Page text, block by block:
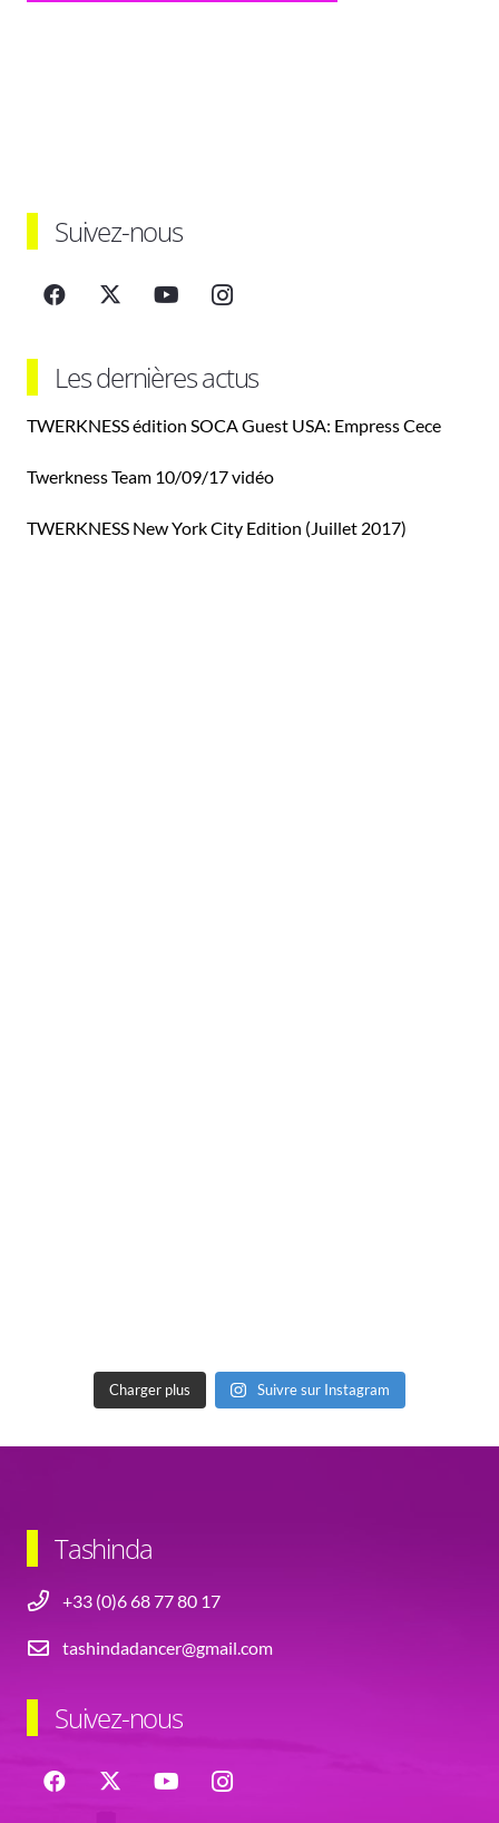
Suivez-nous
Les dernières actus
TWERKNESS édition SOCA Guest USA: Empress Cece
Twerkness Team 10/09/17 vidéo
TWERKNESS New York City Edition (Juillet 2017)
Charger plus Suivre sur Instagram
Tashinda
+33 (0)6 68 77 80 17
tashindadancer@gmail.com
Suivez-nous